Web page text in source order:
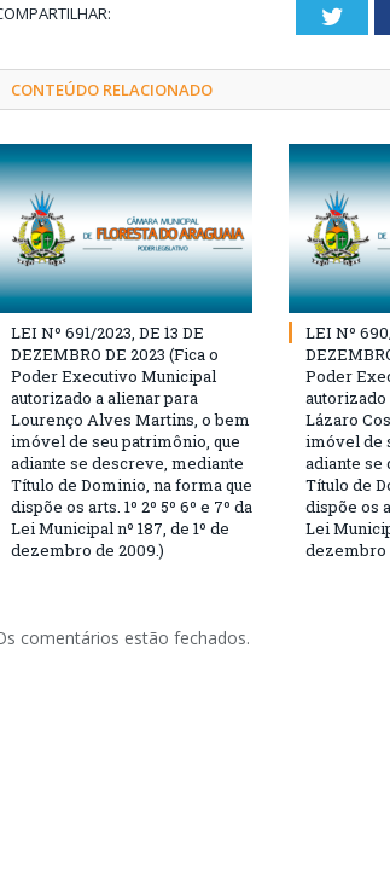
CONTEÚDO RELACIONADO
LEI Nº 691/2023, DE 13 DE
DEZEMBRO DE 2023 (Fica o
Poder Executivo Municipal
autorizado a alienar para
Lourenço Alves Martins, o bem
imóvel de seu patrimônio, que
adiante se descreve, mediante
Título de Dominio, na forma que
dispõe os arts. 1º 2º 5º 6º e 7º da
Lei Municipal nº 187, de 1º de
dezembro de 2009.)
LEI Nº
Poder
autorizado
Lázaro
imóvel de
adiante se
Título de
dispõe os
Lei
dezembro
comentários estão fechados.